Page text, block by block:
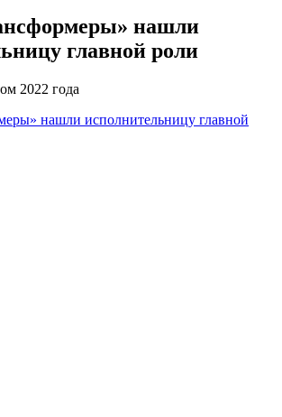
нашли
главной роли
2022 года
нашли исполнительницу главной